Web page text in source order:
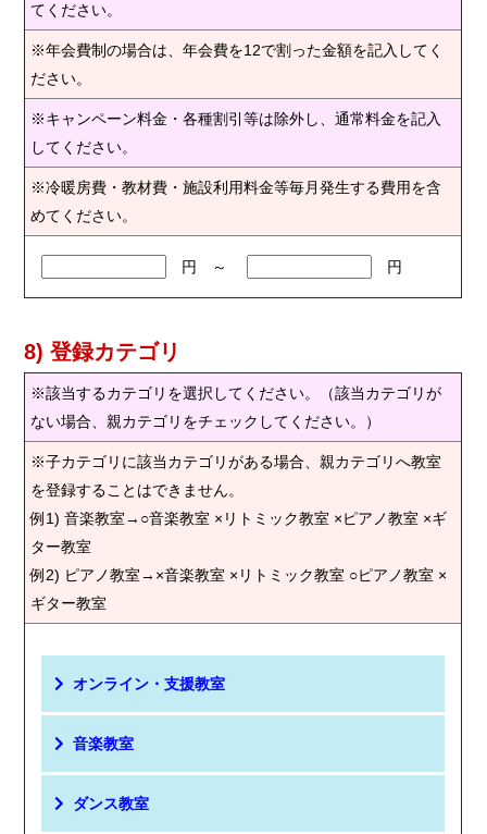
てください。
※年会費制の場合は、年会費を12で割った金額を記入してく
ださい。
※キャンペーン料金・各種割引等は除外し、通常料金を記入
してください。
※冷暖房費・教材費・施設利用料金等毎月発生する費用を含
めてください。
円 ～ 円
8) 登録カテゴリ
※該当するカテゴリを選択してください。（該当カテゴリが
ない場合、親カテゴリをチェックしてください。）
※子カテゴリに該当カテゴリがある場合、親カテゴリへ教室
を登録することはできません。
例1) 音楽教室→○音楽教室 ×リトミック教室 ×ピアノ教室 ×ギ
ター教室
例2) ピアノ教室→×音楽教室 ×リトミック教室 ○ピアノ教室 ×
ギター教室
オンライン・支援教室
音楽教室
ダンス教室